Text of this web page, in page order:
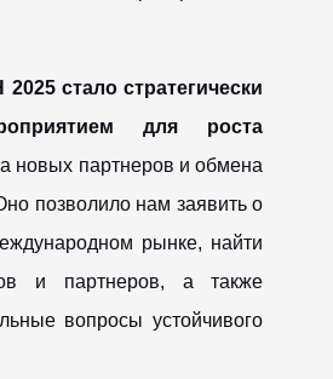
2025 стало стратегически
для роста
новых партнеров и обмена
позволило нам заявить о
рынке, найти
и партнеров, а также
вопросы устойчивого